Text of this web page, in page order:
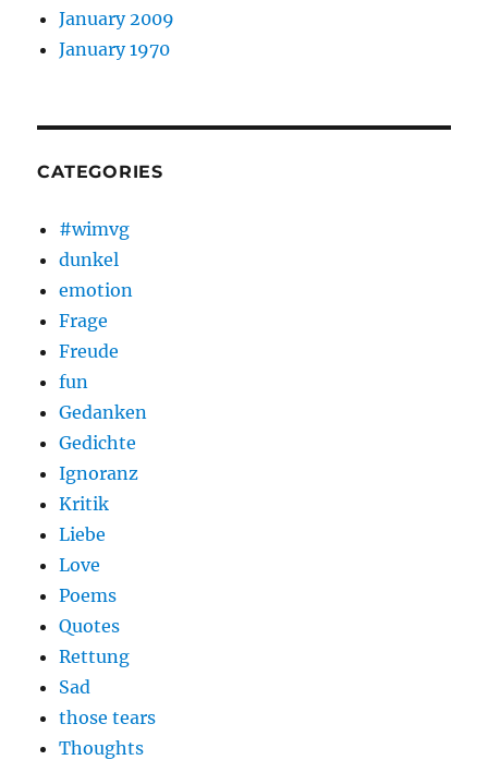
January 2009
January 1970
CATEGORIES
#wimvg
dunkel
emotion
Frage
Freude
fun
Gedanken
Gedichte
Ignoranz
Kritik
Liebe
Love
Poems
Quotes
Rettung
Sad
those tears
Thoughts